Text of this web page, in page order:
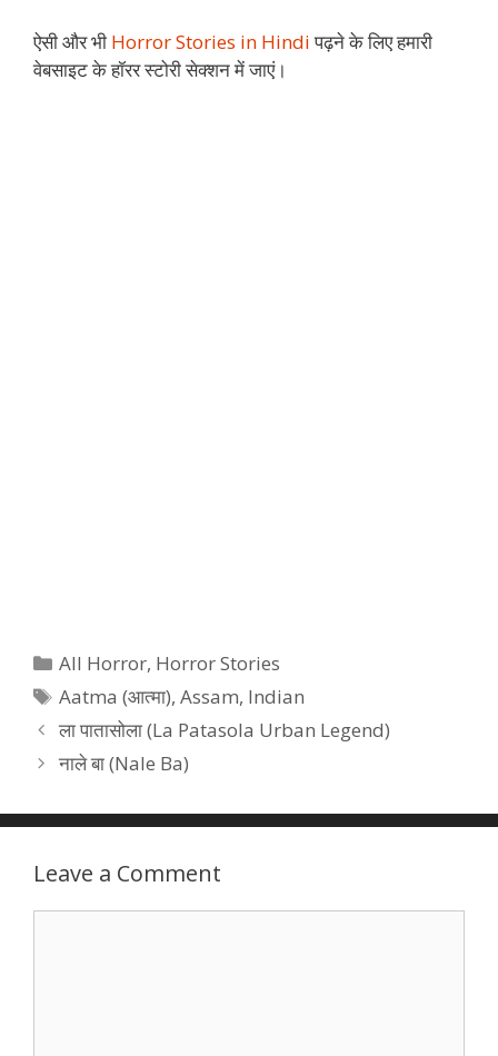
ऐसी और भी Horror Stories in Hindiपढ़ने के लिए हमारी
वेबसाइट के हॉरर स्टोरी सेक्शन में जाएं।
Categories
All Horror, Horror Stories
Tags
Aatma (आत्मा),Assam, Indian
ला पातासोला (La Patasola Urban Legend)
नाले बा (Nale Ba)
Leave a Comment